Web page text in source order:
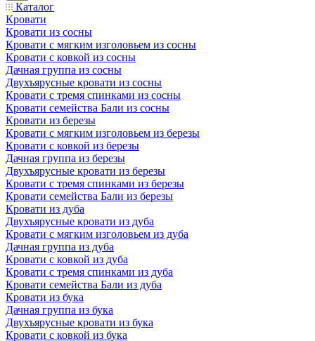
Каталог
Кровати
Кровати из сосны
Кровати с мягким изголовьем из сосны
Кровати с ковкой из сосны
Дачная группа из сосны
Двухъярусные кровати из сосны
Кровати с тремя спинками из сосны
Кровати семейства Бали из сосны
Кровати из березы
Кровати с мягким изголовьем из березы
Кровати с ковкой из березы
Дачная группа из березы
Двухъярусные кровати из березы
Кровати с тремя спинками из березы
Кровати семейства Бали из березы
Кровати из дуба
Двухъярусные кровати из дуба
Кровати с мягким изголовьем из дуба
Дачная группа из дуба
Кровати с ковкой из дуба
Кровати с тремя спинками из дуба
Кровати семейства Бали из дуба
Кровати из бука
Дачная группа из бука
Двухъярусные кровати из бука
Кровати с ковкой из бука